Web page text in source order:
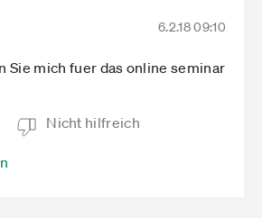
6.2.18 09:10
Sie mich fuer das online seminar
Nicht hilfreich